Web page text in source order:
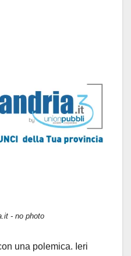
- no photo
una polemica. Ieri